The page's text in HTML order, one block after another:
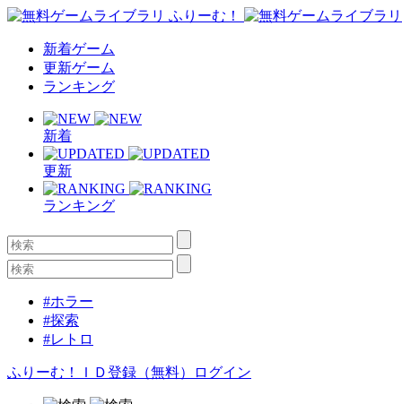
新着ゲーム
更新ゲーム
ランキング
新着
更新
ランキング
#ホラー
#探索
#レトロ
ふりーむ！ＩＤ登録（無料） ログイン